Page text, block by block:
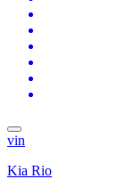
vin
Kia Rio